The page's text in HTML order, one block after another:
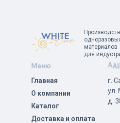
материалов
для
Меню
О компании
Каталог
Доставка и оплата
г.
ул.
д.
Главная